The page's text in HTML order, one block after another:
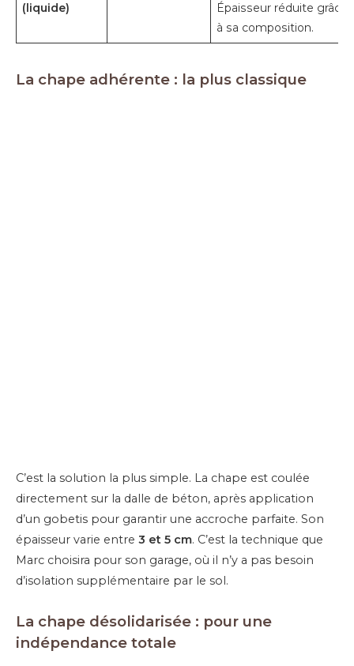
(liquide)
Épaisseur réduite grâce
à sa composition.
La chape adhérente : la plus classique
C’est la solution la plus simple. La chape est coulée
directement sur la dalle de béton, après application
d’un gobetis pour garantir une accroche parfaite. Son
épaisseur varie entre 3 et 5 cm. C’est la technique que
Marc choisira pour son garage, où il n’y a pas besoin
d’isolation supplémentaire par le sol.
La chape désolidarisée : pour une
indépendance totale